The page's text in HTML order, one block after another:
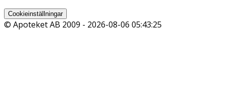
Cookieinställningar
© Apoteket AB 2009 - 2026-08-06 05:43:25